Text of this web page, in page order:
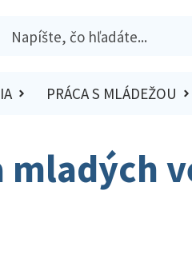
PRÁCA S MLÁDEŽOU